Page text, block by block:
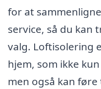
for at
service, så du
valg. Loftisolering
hjem, som ikke
men også kan